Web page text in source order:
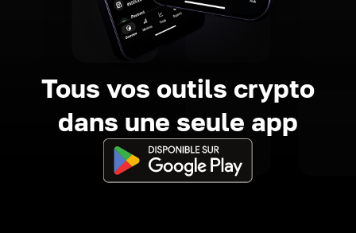
Tous vos outils crypto
dans une seule app